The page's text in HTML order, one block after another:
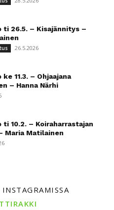
26.5. – Kisajännitys –
26.5.2026
11.3. – Ohjaajana
– Hanna Närhi
10.2. – Koiraharrastajan
Maria Matilainen